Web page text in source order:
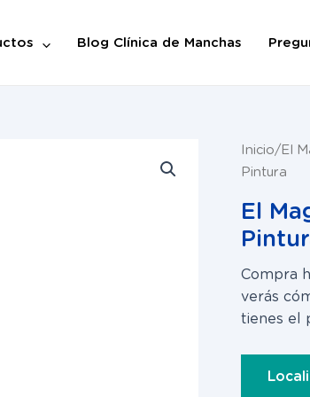
Blog Clínica de Manchas
Inicio/El
Pintura
El
Compra
verás
tienes el